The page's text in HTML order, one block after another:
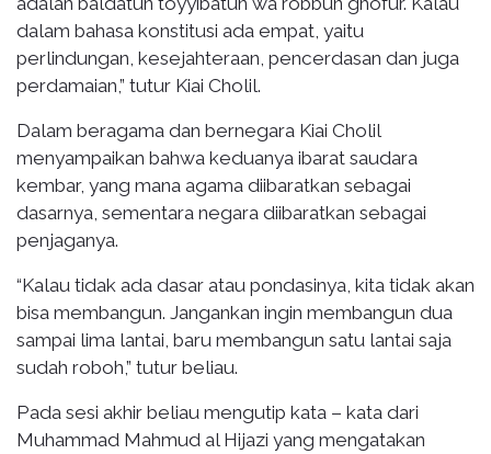
dalam bahasa konstitusi ada empat, yaitu
perlindungan, kesejahteraan, pencerdasan dan juga
perdamaian,” tutur Kiai Cholil.
Dalam beragama dan bernegara Kiai Cholil
menyampaikan bahwa keduanya ibarat saudara
kembar, yang mana agama diibaratkan sebagai
dasarnya, sementara negara diibaratkan sebagai
penjaganya.
“Kalau tidak ada dasar atau pondasinya, kita tidak akan
bisa membangun. Jangankan ingin membangun dua
sampai lima lantai, baru membangun satu lantai saja
sudah roboh,” tutur beliau.
Pada sesi akhir beliau mengutip kata – kata dari
Muhammad Mahmud al Hijazi yang mengatakan